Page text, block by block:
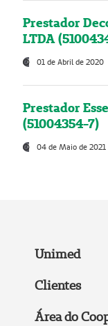
Prestador
LTDA
01 de Abril de 2020
Prestador
(51004354-7)
04 de Maio de 2021
Unimed
Clientes
Área do